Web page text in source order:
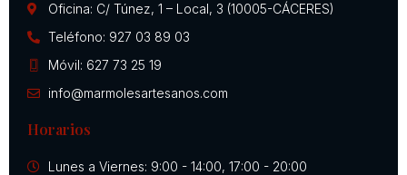
Oficina: C/ Túnez, 1 – Local, 3 (10005-CÁCERES)
Teléfono: 927 03 89 03
Móvil: 627 73 25 19
info@marmolesartesanos.com
Horarios
Lunes a Viernes: 9:00 - 14:00, 17:00 - 20:00